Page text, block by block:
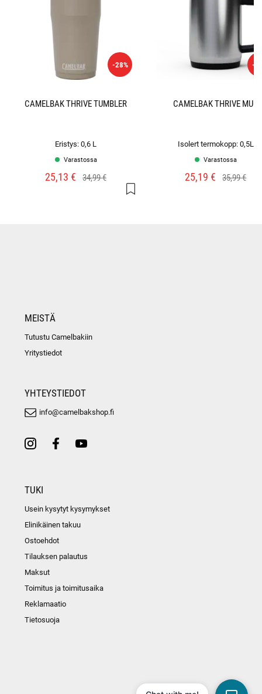
-28%
CAMELBAK THRIVE TUMBLER
Eristys: 0,6 L
Varastossa
25,13 € 34,99 €
-
CAMELBAK THRIVE MUG
Isolert termokopp: 0,5L
Varastossa
25,19 € 35,99 €
MEISTÄ
Tutustu Camelbakiin
Yritystiedot
YHTEYSTIEDOT
info@camelbakshop.fi
TUKI
Usein kysytyt kysymykset
Elinikäinen takuu
Ostoehdot
Tilauksen palautus
Maksut
Toimitus ja toimitusaika
Reklamaatio
Tietosuoja